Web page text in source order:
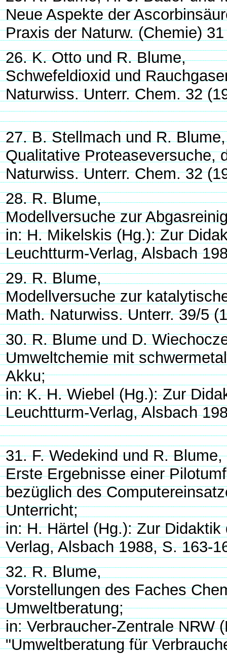
Neue Aspekte der
Praxis der Naturw. (Chemie)
26. K. Otto und R. Blume,
Schwefeldioxid und
Naturwiss. Unterr. Chem. 32
27. B. Stellmach und R. Blume,
Qualitative Proteaseversuche,
Naturwiss. Unterr. Chem. 32
28. R. Blume,
Modellversuche zur
in: H. Mikelskis (Hg.): Zur
Leuchtturm-Verlag, Alsbach
29. R. Blume,
Modellversuche zur
Math. Naturwiss. Unterr. 39/5
30. R. Blume und D.
Umweltchemie mit
Akku;
in: K. H. Wiebel (Hg.): Zur
Leuchtturm-Verlag, Alsbach
31. F. Wedekind und R. Blume,
Erste Ergebnisse einer
bezüglich des
Unterricht;
in: H. Härtel (Hg.): Zur
Verlag, Alsbach 1988, S. 163-
32. R. Blume,
Vorstellungen des Faches
Umweltberatung;
in: Verbraucher-Zentrale NRW
"Umweltberatung für